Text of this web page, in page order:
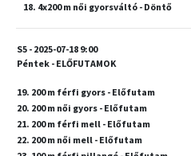
18. 4x200 m női gyorsváltó - Döntő
S5 - 2025-07-18 9:00
Péntek - ELŐFUTAMOK
19. 200 m férfi gyors - Előfutam
20. 200 m női gyors - Előfutam
21. 200 m férfi mell - Előfutam
22. 200 m női mell - Előfutam